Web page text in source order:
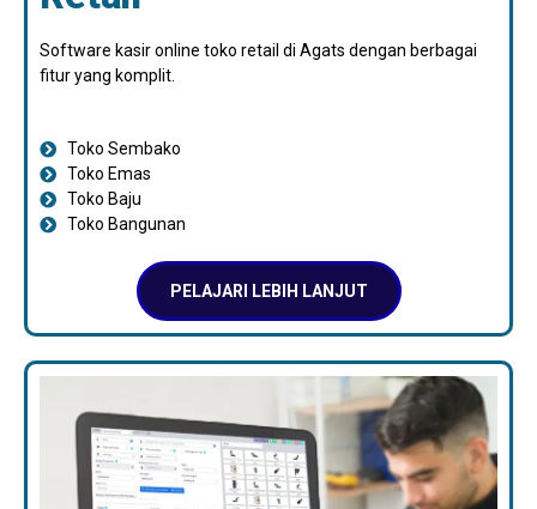
Software kasir online toko retail di Agats dengan berbagai
fitur yang komplit.
Toko Sembako
Toko Emas
Toko Baju
Toko Bangunan
PELAJARI LEBIH LANJUT